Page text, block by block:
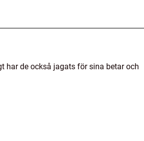
har de också jagats för sina betar och